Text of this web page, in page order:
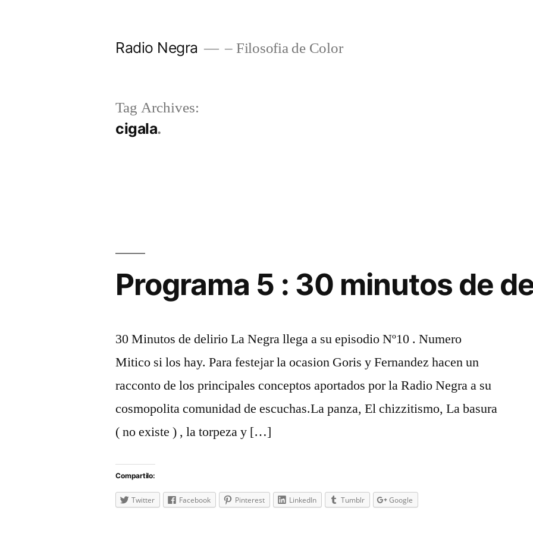
Radio Negra – Filosofia de Color
Tag Archives:
cigala
Programa 5 : 30 minutos de
30 Minutos de delirio La Negra llega a su episodio Nº10 . Numero
Mitico si los hay. Para festejar la ocasion Goris y Fernandez hacen un
racconto de los principales conceptos aportados por la Radio Negra a su
cosmopolita comunidad de escuchas.La panza, El chizzitismo, La basura
( no existe ) , la torpeza y […]
Compartilo:
Twitter Facebook Pinterest LinkedIn Tumblr Google